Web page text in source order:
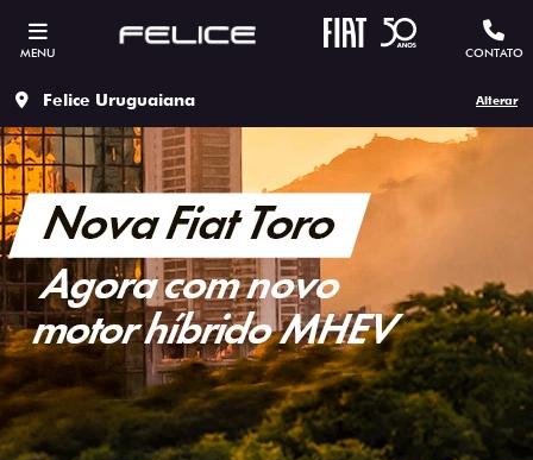
MENU CONTATO
Felice Uruguaiana Alterar